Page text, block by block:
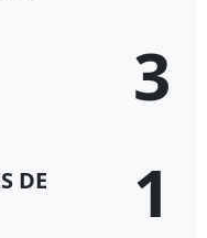
3
DE 1